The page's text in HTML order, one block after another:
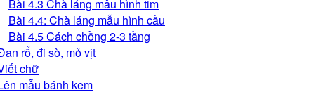
Bài 4.3 Chà láng mẫu hình tim
Bài 4.4: Chà láng mẫu hình cầu
Bài 4.5 Cách chồng 2-3 tầng
rổ, đi sò, mỏ vịt
chữ
mẫu bánh kem